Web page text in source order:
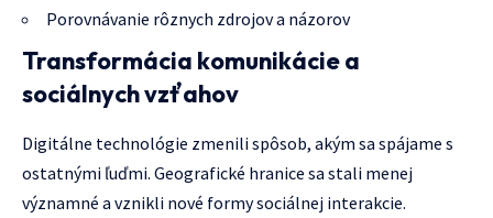
Porovnávanie rôznych zdrojov a názorov
Transformácia komunikácie a
sociálnych vzťahov
Digitálne technológie zmenili spôsob, akým sa spájame s
ostatnými ľuďmi. Geografické hranice sa stali menej
významné a vznikli nové formy sociálnej interakcie.